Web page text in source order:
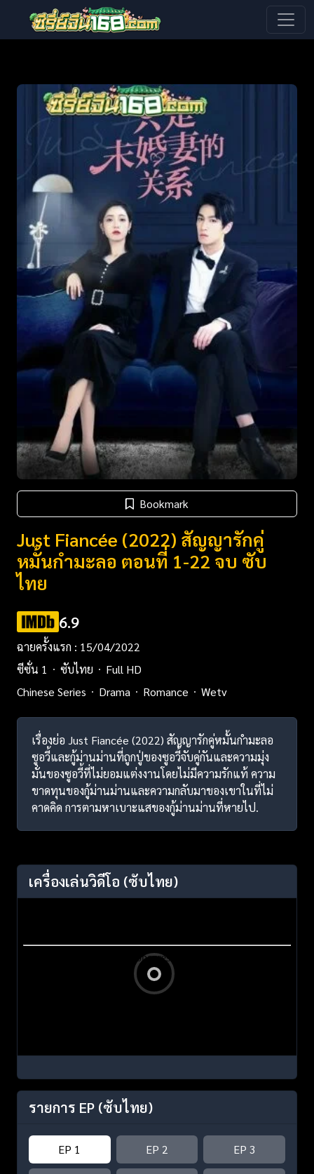
Bookmark
Just Fiancée (2022) สัญญารักคู่
หมั้นกำมะลอ ตอนที่ 1-22 จบ ซับ
ไทย
6.9
ฉายครั้งแรก : 15/04/2022
ซีซั่น 1
ซับไทย
Full HD
Chinese Series
Drama Romance Wetv
เรื่องย่อ Just Fiancée (2022) สัญญารักคู่หมั้นกำมะลอ
ซูอวี้และกู้ม่านม่านที่ถูกปู่ของซูอวี้จับคู่กันและความมุ่ง
มั่นของซูอวี้ที่ไม่ยอมแต่งงานโดยไม่มีความรักแท้ ความ
ขาดทุนของกู้ม่านม่านและความกลับมาของเขาในที่ไม่
คาดคิด การตามหาเบาะแสของกู้ม่านม่านที่หายไป.
เครื่องเล่นวิดีโอ (ซับไทย)
รายการ EP (ซับไทย)
EP 1 EP 2 EP 3